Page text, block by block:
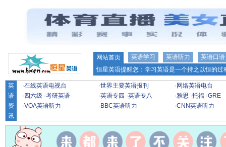
网站首页 英语学习 英语听力
英语口语
恒星英语提醒您：学习英语是一个持之以恒的
英
语
资
讯
·在线英语电视台 ·世界主要英语报刊 · 网络英语电台
· 四六级 ·考研英语 ·英语专四 ·英语专八 ·雅思 ·托福 ·GRE
·VOA英语听力 · BBC英语听力 ·CNN英语听力